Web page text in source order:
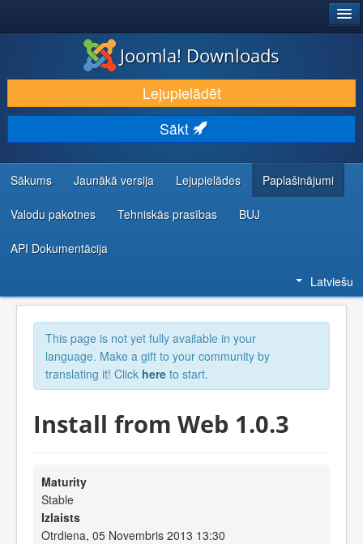
LEJUPIELĀDĒT UN PAPLAŠINĀT
ATKLĀJ UN IEMĀCIES
KOPIENA UN ATBALSTS
IZSTRĀDĀTĀJU RESURSI
Joomla! Downloads
Lejupielādēt
Sākt
Sākums Jaunākā versija Lejupielādes Paplašinājumi
Valodu pakotnes Tehniskās prasības BUJ
API Dokumentācija
Latviešu
This page is not yet fully available in your
language. Make a gift to your community by
translating it! Click here to start.
Install from Web 1.0.3
Maturity
Stable
Izlaists
Otrdiena, 05 Novembris 2013 13:30